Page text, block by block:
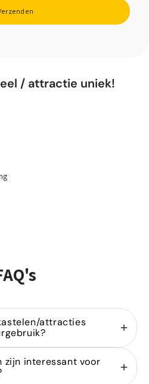
/ attractie uniek!
attracties
in de
Onze modellen
gebruik binnen de
zijn interessant voor